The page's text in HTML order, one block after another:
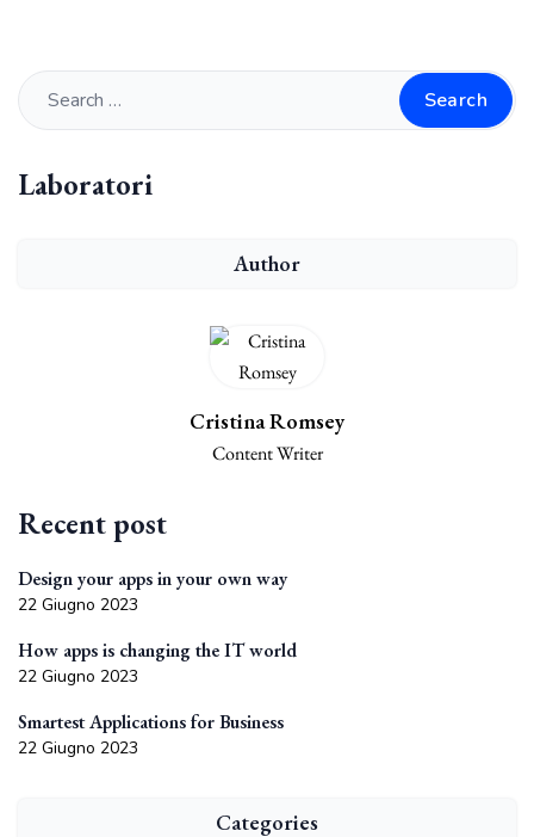
Search
Laboratori
Author
Cristina Romsey
Content Writer
Recent post
Design your apps in your own way
22 Giugno 2023
How apps is changing the IT world
22 Giugno 2023
Smartest Applications for Business
22 Giugno 2023
Categories